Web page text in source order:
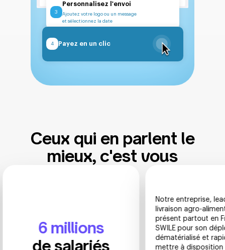
3
Personnalisez l'envoi
Ajoutez votre logo ou un message
et sélectionnez la date
4 Payez en un clic
Ceux qui en parlent le
mieux, c'est vous
6 millions
de salariés
Notre entreprise, leader
livraison agro-alimentaire
présent partout en France,
SWILE pour son
dématérialisé et rapide
mettre à disposition de